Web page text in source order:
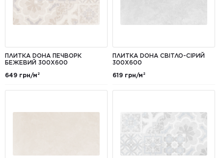
ПЛИТКА DOHA ПЕЧВОРК
БЕЖЕВИЙ 300Х600
649 грн/м²
ПЛИТКА DOHA СВІТЛО-СІРИЙ
300Х600
619 грн/м²